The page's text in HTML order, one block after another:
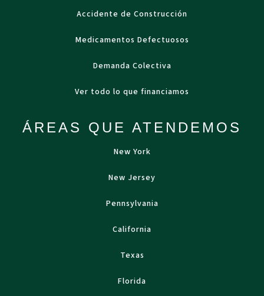
Accidente de Construcción
Medicamentos Defectuosos
Demanda Colectiva
Ver todo lo que financiamos
ÁREAS QUE ATENDEMOS
New York
New Jersey
Pennsylvania
California
Texas
Florida